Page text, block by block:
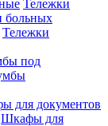
Тележки
больных
Тележки
под
для документов
Шкафы для